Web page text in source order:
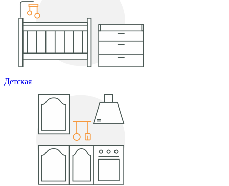
Детская